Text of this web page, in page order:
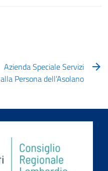
Azienda Speciale Servizi
alla Persona dell’Asolano